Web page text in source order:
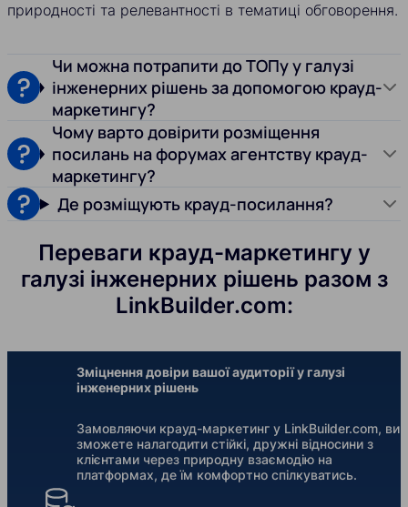
природності та релевантності в тематиці обговорення.
Чи можна потрапити до ТОПу у галузі
інженерних рішень за допомогою крауд-
маркетингу?
Чому варто довірити розміщення
посилань на форумах агентству крауд-
маркетингу?
Де розміщують крауд-посилання?
Переваги крауд-маркетингу у
галузі інженерних рішень разом з
LinkBuilder.com:
Зміцнення довіри вашої аудиторії у галузі
інженерних рішень
Замовляючи крауд-маркетинг у LinkBuilder.com, ви
зможете налагодити стійкі, дружні відносини з
клієнтами через природну взаємодію на
платформах, де їм комфортно спілкуватись.